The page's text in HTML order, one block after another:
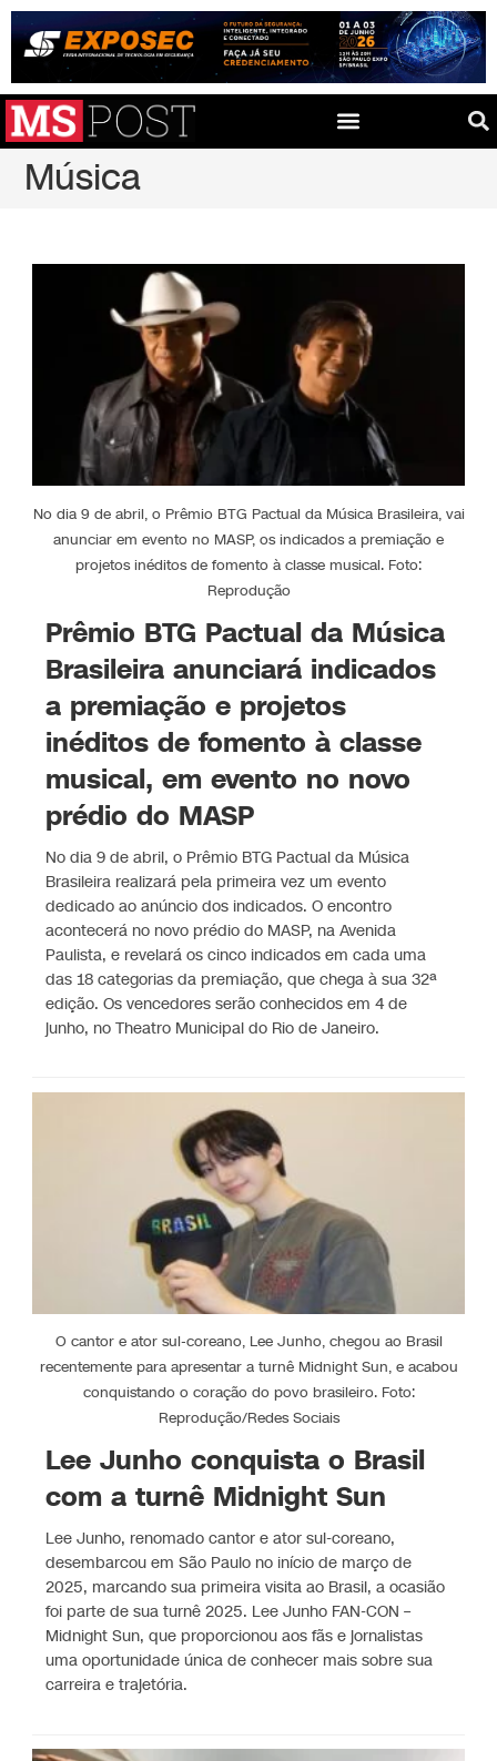
Música
No dia 9 de abril, o Prêmio BTG Pactual da Música Brasileira, vai
anunciar em evento no MASP, os indicados a premiação e
projetos inéditos de fomento à classe musical. Foto:
Reprodução
Prêmio BTG Pactual da Música
Brasileira anunciará indicados
a premiação e projetos
inéditos de fomento à classe
musical, em evento no novo
prédio do MASP
No dia 9 de abril, o Prêmio BTG Pactual da Música
Brasileira realizará pela primeira vez um evento
dedicado ao anúncio dos indicados. O encontro
acontecerá no novo prédio do MASP, na Avenida
Paulista, e revelará os cinco indicados em cada uma
das 18 categorias da premiação, que chega à sua 32ª
edição. Os vencedores serão conhecidos em 4 de
junho, no Theatro Municipal do Rio de Janeiro.
O cantor e ator sul-coreano, Lee Junho, chegou ao Brasil
recentemente para apresentar a turnê Midnight Sun, e acabou
conquistando o coração do povo brasileiro. Foto:
Reprodução/Redes Sociais
Lee Junho conquista o Brasil
com a turnê Midnight Sun
Lee Junho, renomado cantor e ator sul-coreano,
desembarcou em São Paulo no início de março de
2025, marcando sua primeira visita ao Brasil, a ocasião
foi parte de sua turnê 2025. Lee Junho FAN-CON –
Midnight Sun, que proporcionou aos fãs e jornalistas
uma oportunidade única de conhecer mais sobre sua
carreira e trajetória.